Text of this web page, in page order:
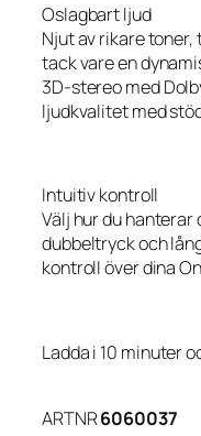
Oslagbart ljud
Njut av rikare
tack vare en
3D-stereo med
ljudkvalitet med
Intuitiv kontroll
Välj hur du hanterar
dubbeltryck och
kontroll över dina
Ladda i 10 minuter
ARTNR6060037